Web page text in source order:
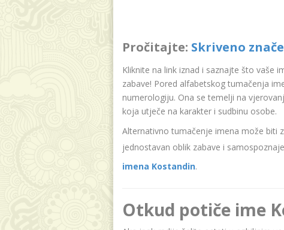
Pročitajte: Skriveno
Kliknite na link iznad i saznajte što vaše
zabave! Pored alfabetskog tumačenja
numerologiju. Ona se temelji na
koja utječe na karakter i sudbinu osobe.
Alternativno tumačenje imena može biti
jednostavan oblik zabave i
imena Kostandin.
Otkud potiče ime